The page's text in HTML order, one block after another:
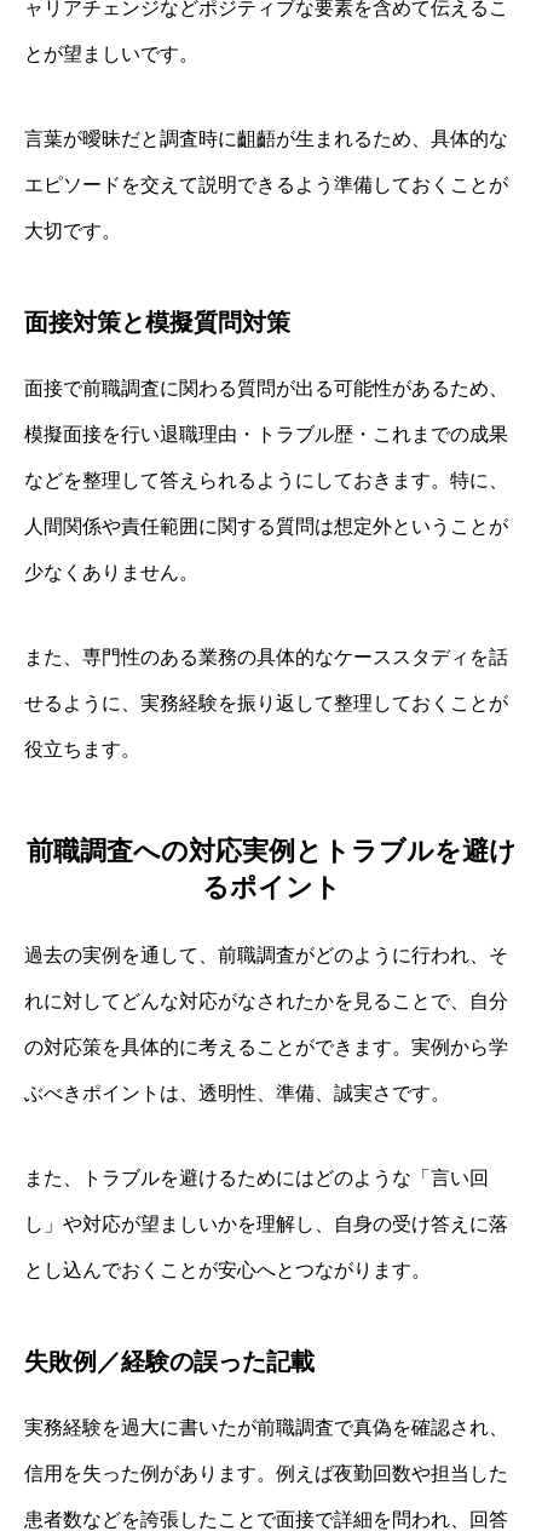
ャリアチェンジなどポジティブな要素を含めて伝えるこ
とが望ましいです。
言葉が曖昧だと調査時に齟齬が生まれるため、具体的な
エピソードを交えて説明できるよう準備しておくことが
大切です。
面接対策と模擬質問対策
面接で前職調査に関わる質問が出る可能性があるため、
模擬面接を行い退職理由・トラブル歴・これまでの成果
などを整理して答えられるようにしておきます。特に、
人間関係や責任範囲に関する質問は想定外ということが
少なくありません。
また、専門性のある業務の具体的なケーススタディを話
せるように、実務経験を振り返して整理しておくことが
役立ちます。
前職調査への対応実例とトラブルを避け
るポイント
過去の実例を通して、前職調査がどのように行われ、そ
れに対してどんな対応がなされたかを見ることで、自分
の対応策を具体的に考えることができます。実例から学
ぶべきポイントは、透明性、準備、誠実さです。
また、トラブルを避けるためにはどのような「言い回
し」や対応が望ましいかを理解し、自身の受け答えに落
とし込んでおくことが安心へとつながります。
失敗例／経験の誤った記載
実務経験を過大に書いたが前職調査で真偽を確認され、
信用を失った例があります。例えば夜勤回数や担当した
患者数などを誇張したことで面接で詳細を問われ、回答